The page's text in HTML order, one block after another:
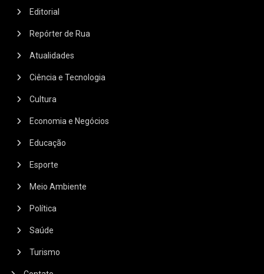
Editorial
Repórter de Rua
Atualidades
Ciência e Tecnologia
Cultura
Economia e Negócios
Educação
Esporte
Meio Ambiente
Política
Saúde
Turismo